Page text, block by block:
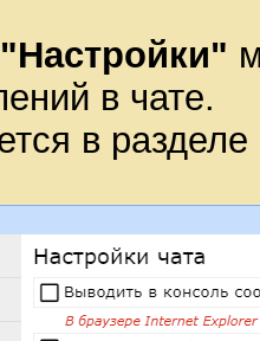
"Настройки"
в чате.
в разделе